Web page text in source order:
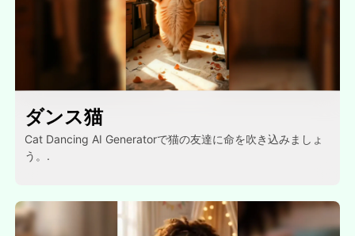
ダンス猫
Cat Dancing AI Generatorで猫の友達に命を吹き込みましょ
う。.